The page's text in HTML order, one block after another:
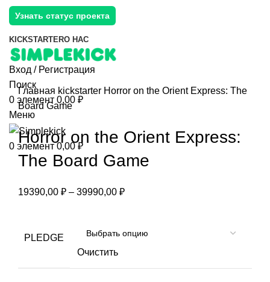
Узнать статус проекта
KICKSTARTERО НАС
Вход / Регистрация
Поиск
0 элемент 0,00 ₽
Меню
0 элемент 0,00₽
Главная kickstarter Horror on the Orient Express: The
Board Game
Horror on the Orient Express:
The Board Game
19390,00 ₽ – 39990,00 ₽
PLEDGE
Очистить